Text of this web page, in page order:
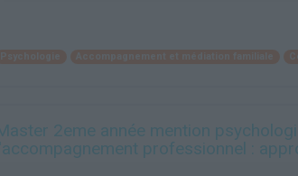
2eme année mention
professionnel :